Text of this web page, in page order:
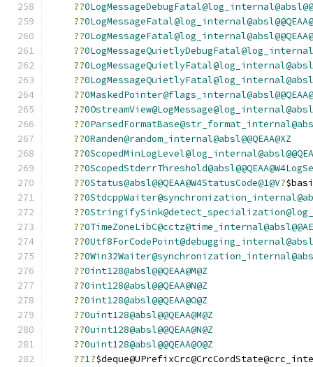
??
??
??
??
??
??
??
??
??
??0Randen@random_internal@absl@@QEAA@XZ
??
??
??0Status@absl@@QEAA@W4StatusCode@1@V?
??
??
??
??
??
??0int128@absl@@QEAA@M@Z
??0int128@absl@@QEAA@N@Z
??0int128@absl@@QEAA@O@Z
??0uint128@absl@@QEAA@M@Z
??0uint128@absl@@QEAA@N@Z
??0uint128@absl@@QEAA@O@Z
??1?